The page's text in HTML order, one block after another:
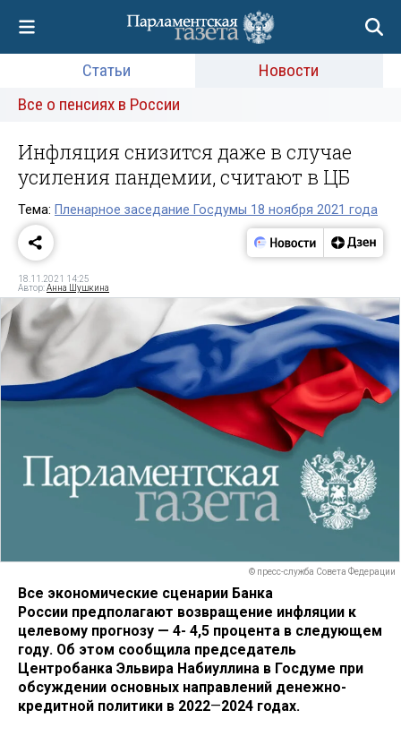
Статьи
Новости
Все о пенсиях в России
Инфляция снизится даже в случае
усиления пандемии, считают в ЦБ
Тема: Пленарное заседание Госдумы 18 ноября 2021 года
18.11.2021 14:25
Автор:Анна Шушкина
© пресс-служба Совета Федерации
Все экономические сценарии Банка
России предполагают возвращение инфляции к
целевому прогнозу — 4- 4,5 процента в следующем
году. Об этом сообщила председатель
Центробанка Эльвира Набиуллина в Госдуме при
обсуждении основных направлений денежно-
кредитной политики в 2022—2024 годах.